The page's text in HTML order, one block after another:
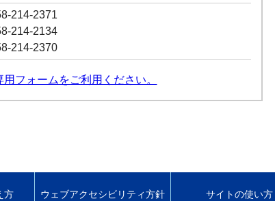
214-2371
214-2134
214-2370
フォームをご利用ください。
方 ウェブアクセシビリティ方針 サイトの使い方